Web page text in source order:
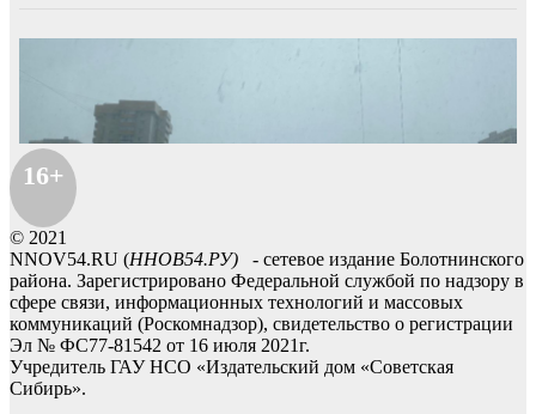
16+
© 2021
NNOV54.RU (ННОВ54.РУ) - сетевое издание Болотнинского
района. Зарегистрировано Федеральной службой по надзору в
сфере связи, информационных технологий и массовых
коммуникаций (Роскомнадзор), свидетельство о регистрации
Эл № ФС77-81542 от 16 июля 2021г.
Учредитель ГАУ НСО «Издательский дом «Советская
Сибирь».